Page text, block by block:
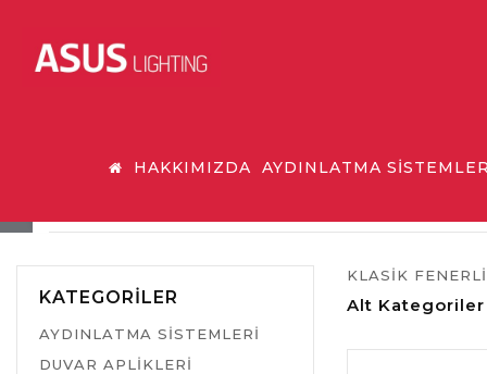
HAKKIMIZDA AYDINLATMA
KATEGORILER
AYDINLATMA SİSTEMLERİ
DUVAR APLİKLERİ
KLASİK
Alt Kategoriler